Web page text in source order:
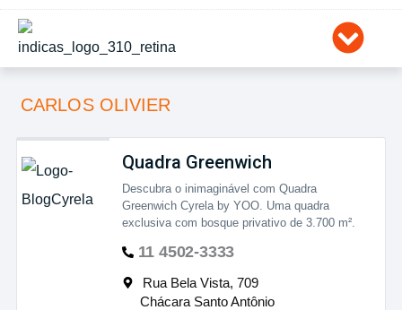
Ir
para
o
conteúdo
CARLOS OLIVIER
Quadra Greenwich
Descubra o inimaginável com Quadra
Greenwich Cyrela by YOO. Uma quadra
exclusiva com bosque privativo de 3.700 m².
11 4502-3333
Rua Bela Vista, 709
Chácara Santo Antônio